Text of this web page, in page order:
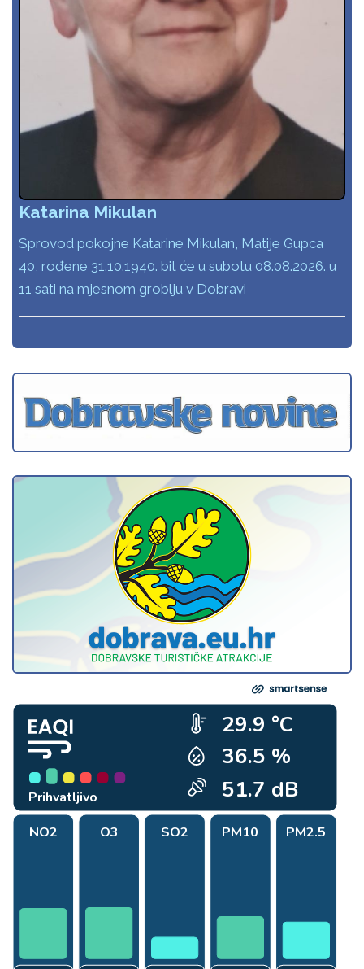
Katarina Mikulan
Sprovod pokojne Katarine Mikulan, Matije Gupca
40, rođene 31.10.1940. bit će u subotu 08.08.2026. u
11 sati na mjesnom groblju v Dobravi